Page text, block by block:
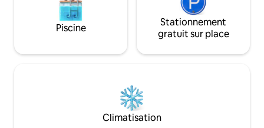
Piscine
Stationnement
gratuit sur place
Climatisation